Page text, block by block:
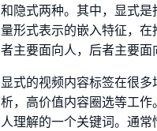
和隐式两种。其中，显式
量形式表示的嵌入特征，
者主要面向人，后者主要面
显式的视频内容标签在很
析，高价值内容圈选等工
人理解的一个关键词。通